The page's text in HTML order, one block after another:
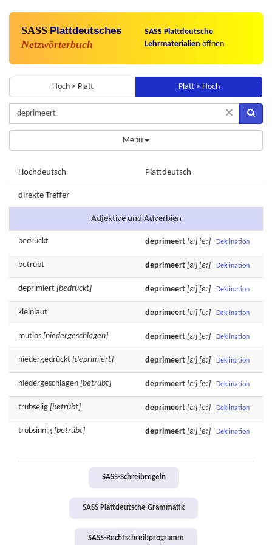
SASS Plattdeutsches
Netzwörterbuch
SASS Plattdeutsche
Lehrmaterialien öffnen
Hoch > Platt Platt > Hoch
×
Menü
Hochdeutsch Plattdeutsch
direkte Treffer
Adjektive und Adverbien
bedrückt deprimeert [εɪ] [e:] Deklination
betrübt deprimeert [εɪ] [e:] Deklination
deprimiert [bedrückt] deprimeert [εɪ] [e:] Deklination
kleinlaut deprimeert [εɪ] [e:] Deklination
mutlos [niedergeschlagen] deprimeert [εɪ] [e:] Deklination
niedergedrückt [deprimiert] deprimeert [εɪ] [e:] Deklination
niedergeschlagen [betrübt] deprimeert [εɪ] [e:] Deklination
trübselig [betrübt] deprimeert [εɪ] [e:] Deklination
trübsinnig [betrübt] deprimeert [εɪ] [e:] Deklination
SASS-Schreibregeln
SASS Plattdeutsche Grammatik
SASS-Rechtschreibprogramm